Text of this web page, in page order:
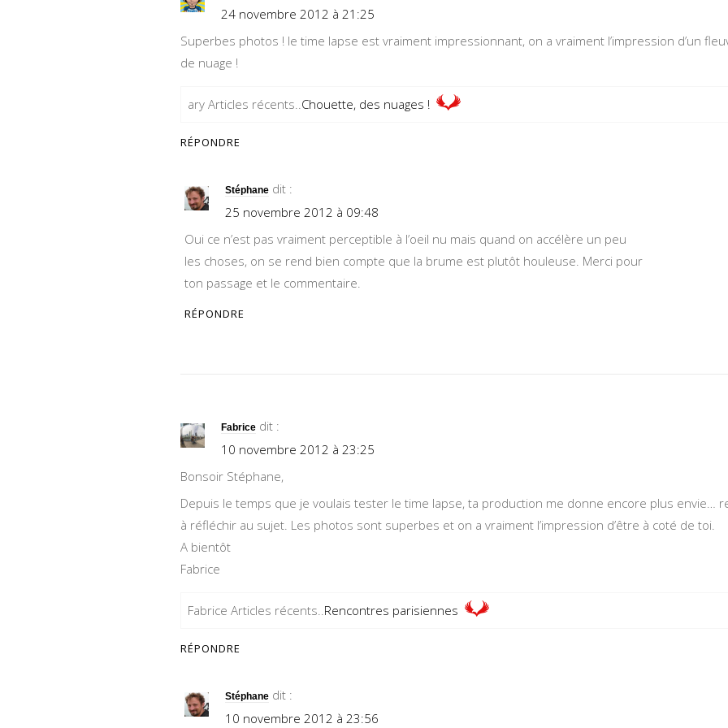
24 novembre 2012 à 21:25
Superbes photos ! le time lapse est vraiment impressionnant, on a vraiment l’impression d’un
de nuage !
ary Articles récents..Chouette, des nuages !
RÉPONDRE
Stéphane dit :
25 novembre 2012 à 09:48
Oui ce n’est pas vraiment perceptible à l’oeil nu mais quand on accélère un peu
les choses, on se rend bien compte que la brume est plutôt houleuse. Merci pour
ton passage et le commentaire.
RÉPONDRE
Fabrice dit :
10 novembre 2012 à 23:25
Bonsoir Stéphane,
Depuis le temps que je voulais tester le time lapse, ta production me donne encore plus envie…
à réfléchir au sujet. Les photos sont superbes et on a vraiment l’impression d’être à coté de toi.
A bientôt
Fabrice
Fabrice Articles récents..Rencontres parisiennes
RÉPONDRE
Stéphane dit :
10 novembre 2012 à 23:56